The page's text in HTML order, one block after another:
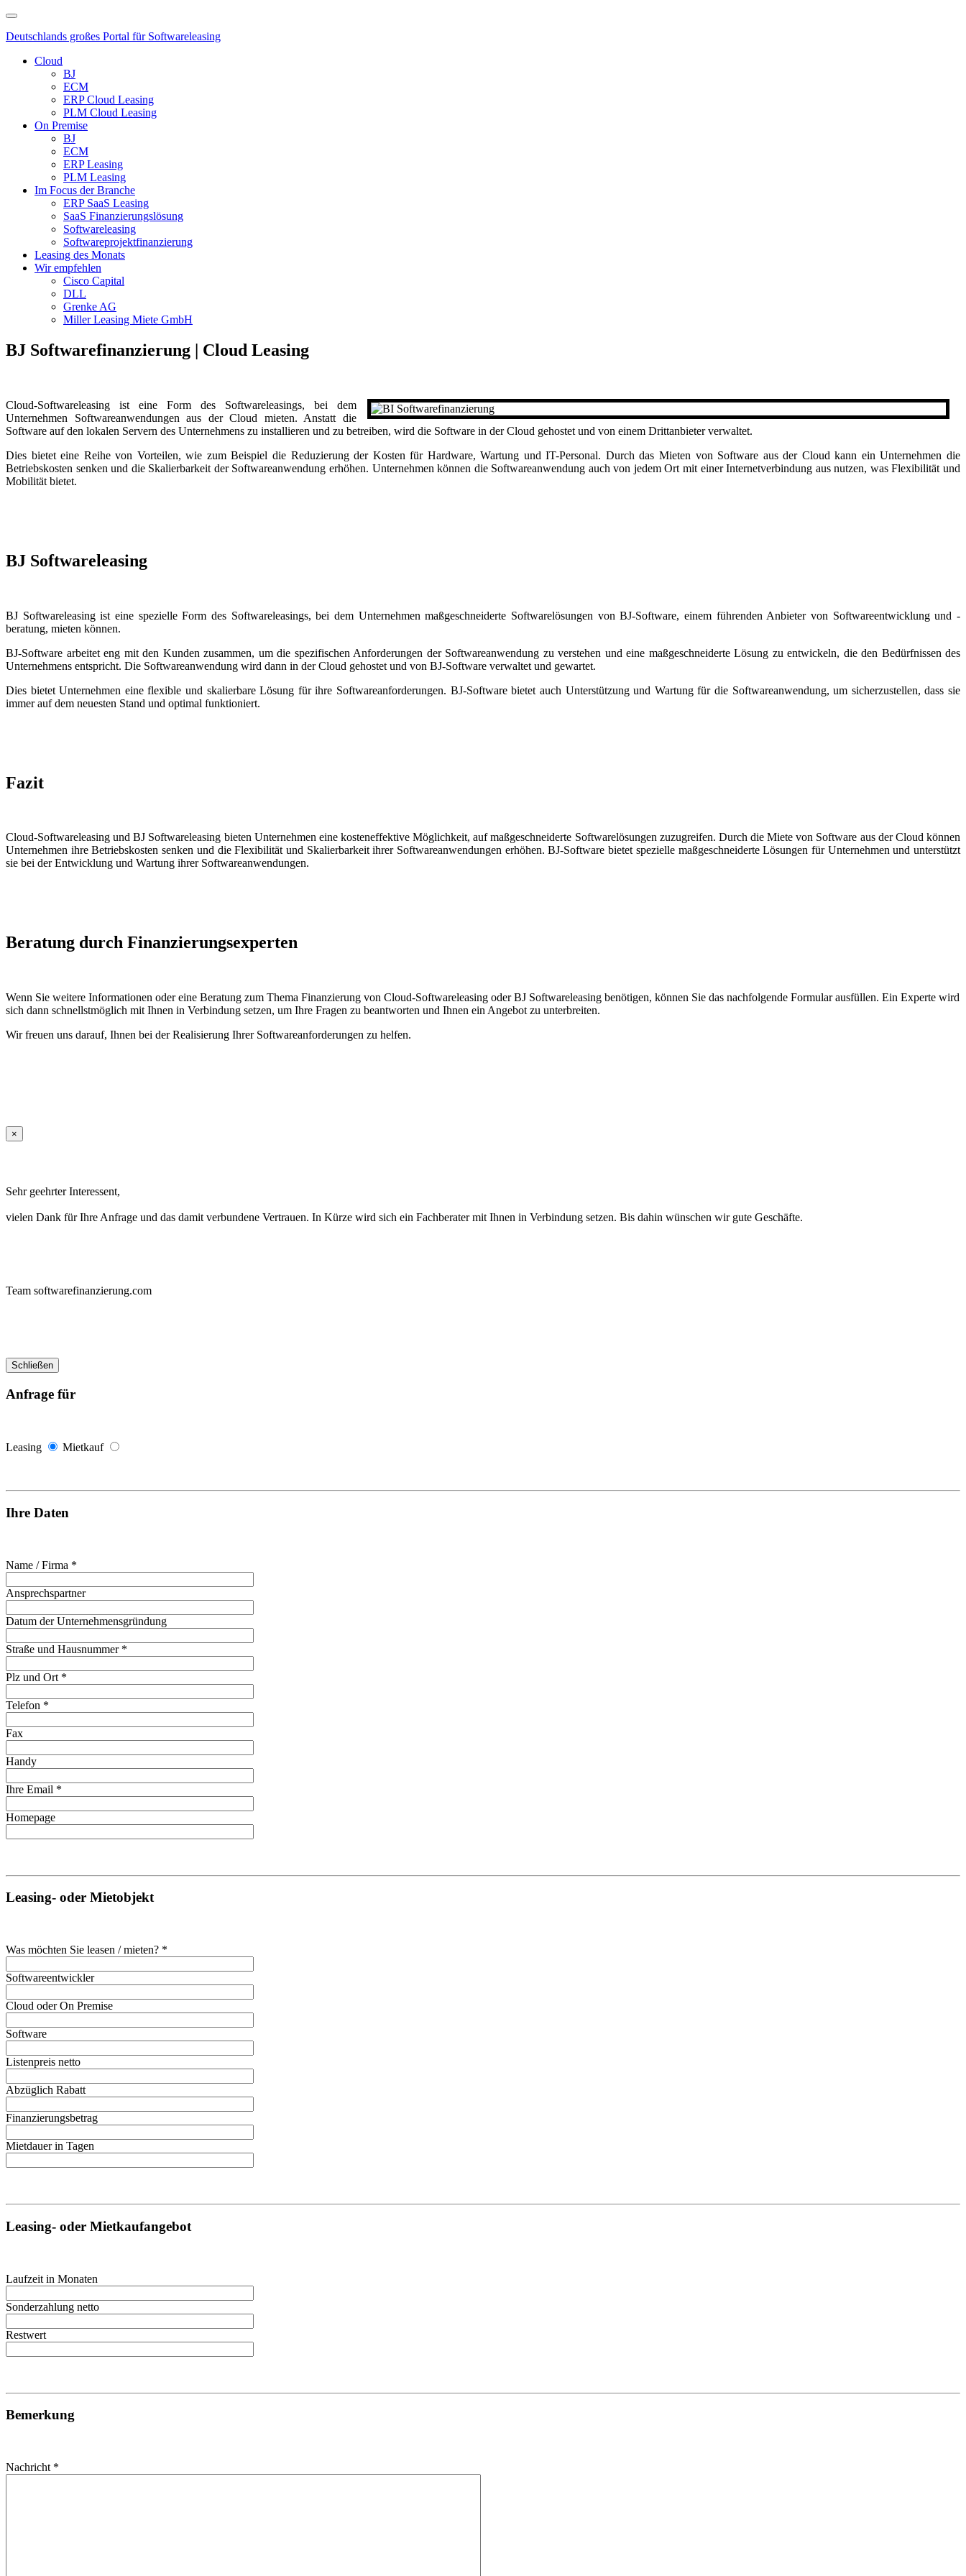
Deutschlands großes Portal für Softwareleasing
Cloud
BJ
ECM
ERP Cloud Leasing
PLM Cloud Leasing
On Premise
BJ
ECM
ERP Leasing
PLM Leasing
Im Focus der Branche
ERP SaaS Leasing
SaaS Finanzierungslösung
Softwareleasing
Softwareprojektfinanzierung
Leasing des Monats
Wir empfehlen
Cisco Capital
DLL
Grenke AG
Miller Leasing Miete GmbH
BJ Softwarefinanzierung | Cloud Leasing
Cloud-Softwareleasing ist eine Form des Softwareleasings, bei dem
Unternehmen Softwareanwendungen aus der Cloud mieten. Anstatt die
Software auf den lokalen Servern des Unternehmens zu installieren und zu betreiben, wird die Software in der Cloud gehostet und von einem Drittanbieter verwaltet.
Dies bietet eine Reihe von Vorteilen, wie zum Beispiel die Reduzierung der Kosten für Hardware, Wartung und IT-Personal. Durch das Mieten von Software aus der Cloud kann ein Unternehmen die
Betriebskosten senken und die Skalierbarkeit der Softwareanwendung erhöhen. Unternehmen können die Softwareanwendung auch von jedem Ort mit einer Internetverbindung aus nutzen, was Flexibilität und
Mobilität bietet.
BJ Softwareleasing
BJ Softwareleasing ist eine spezielle Form des Softwareleasings, bei dem Unternehmen maßgeschneiderte Softwarelösungen von BJ-Software, einem führenden Anbieter von Softwareentwicklung und -
beratung, mieten können.
BJ-Software arbeitet eng mit den Kunden zusammen, um die spezifischen Anforderungen der Softwareanwendung zu verstehen und eine maßgeschneiderte Lösung zu entwickeln, die den Bedürfnissen des
Unternehmens entspricht. Die Softwareanwendung wird dann in der Cloud gehostet und von BJ-Software verwaltet und gewartet.
Dies bietet Unternehmen eine flexible und skalierbare Lösung für ihre Softwareanforderungen. BJ-Software bietet auch Unterstützung und Wartung für die Softwareanwendung, um sicherzustellen, dass sie
immer auf dem neuesten Stand und optimal funktioniert.
Fazit
Cloud-Softwareleasing und BJ Softwareleasing bieten Unternehmen eine kosteneffektive Möglichkeit, auf maßgeschneiderte Softwarelösungen zuzugreifen. Durch die Miete von Software aus der Cloud können
Unternehmen ihre Betriebskosten senken und die Flexibilität und Skalierbarkeit ihrer Softwareanwendungen erhöhen. BJ-Software bietet spezielle maßgeschneiderte Lösungen für Unternehmen und unterstützt
sie bei der Entwicklung und Wartung ihrer Softwareanwendungen.
Beratung durch Finanzierungsexperten
Wenn Sie weitere Informationen oder eine Beratung zum Thema Finanzierung von Cloud-Softwareleasing oder BJ Softwareleasing benötigen, können Sie das nachfolgende Formular ausfüllen. Ein Experte wird
sich dann schnellstmöglich mit Ihnen in Verbindung setzen, um Ihre Fragen zu beantworten und Ihnen ein Angebot zu unterbreiten.
Wir freuen uns darauf, Ihnen bei der Realisierung Ihrer Softwareanforderungen zu helfen.
×
Sehr geehrter Interessent,
vielen Dank für Ihre Anfrage und das damit verbundene Vertrauen. In Kürze wird sich ein Fachberater mit Ihnen in Verbindung setzen. Bis dahin wünschen wir gute Geschäfte.
Team softwarefinanzierung.com
Schließen
Anfrage für
Leasing Mietkauf
Ihre Daten
Name / Firma *
Ansprechspartner
Datum der Unternehmensgründung
Straße und Hausnummer *
Plz und Ort *
Telefon *
Fax
Handy
Ihre Email *
Homepage
Leasing- oder Mietobjekt
Was möchten Sie leasen / mieten? *
Softwareentwickler
Cloud oder On Premise
Software
Listenpreis netto
Abzüglich Rabatt
Finanzierungsbetrag
Mietdauer in Tagen
Leasing- oder Mietkaufangebot
Laufzeit in Monaten
Sonderzahlung netto
Restwert
Bemerkung
Nachricht *